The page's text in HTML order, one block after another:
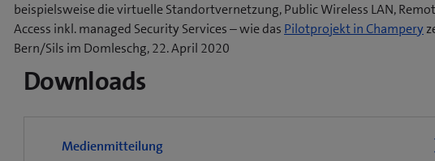
beispielsweise die virtuelle Standortvernetzung, Public Wireless LAN,
Access inkl. managed Security Services – wie das Pilotprojekt in Champery(
Bern/Sils im Domleschg, 22. April 2020
Downloads
Medienmitteilung